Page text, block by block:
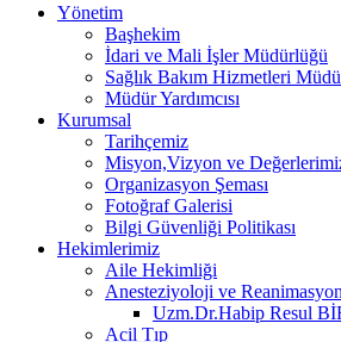
Yönetim
Başhekim
İdari ve Mali İşler Müdürlüğü
Sağlık Bakım Hizmetleri
Müdür Yardımcısı
Kurumsal
Tarihçemiz
Misyon,Vizyon ve
Organizasyon Şeması
Fotoğraf Galerisi
Bilgi Güvenliği Politikası
Hekimlerimiz
Aile Hekimliği
Anesteziyoloji ve Reanimasyon
Uzm.Dr.Habip Resul
Acil Tıp